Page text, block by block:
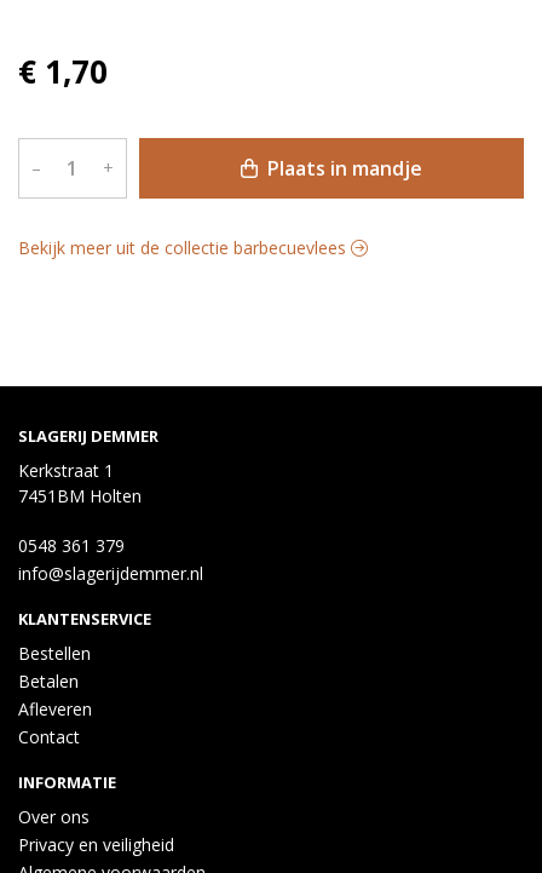
€ 1,70
– + Plaats in mandje
Bekijk meer uit de collectie barbecuevlees
SLAGERIJ DEMMER
Kerkstraat 1
7451BM Holten
0548 361 379
info@slagerijdemmer.nl
KLANTENSERVICE
Bestellen
Betalen
Afleveren
Contact
INFORMATIE
Over ons
Privacy en veiligheid